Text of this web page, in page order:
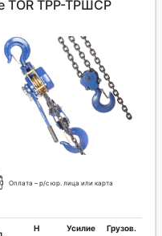
TOR ТРР-ТРШСР
Оплата – р/с юр. лица или карта
H
Усилие
Грузов.